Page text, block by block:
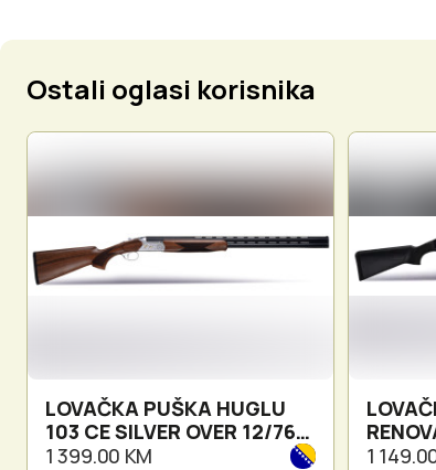
Ostali oglasi korisnika
LOVAČKA PUŠKA HUGLU
103 CE SILVER OVER 12/76
71CM
1 399.00 KM
71CM
1